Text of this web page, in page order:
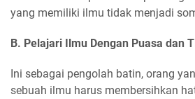
yang memiliki ilmu tidak menjadi
B. Pelajari Ilmu Dengan Puasa dan
Ini sebagai pengolah batin, orang
sebuah ilmu harus membersihkan